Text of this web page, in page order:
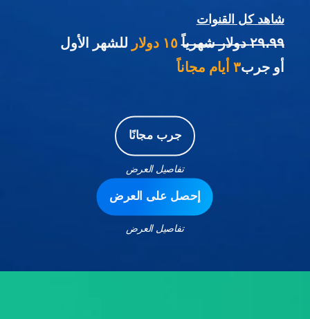
شاهد كل القنوات
٢٩،٩٩ دولار شهرياً ١٥ دولار
للشهر الأول
أو جرب٣ أيام مجاناً
جرب مجانًا
تفاصيل العرض
إحصل على العرض
تفاصيل العرض